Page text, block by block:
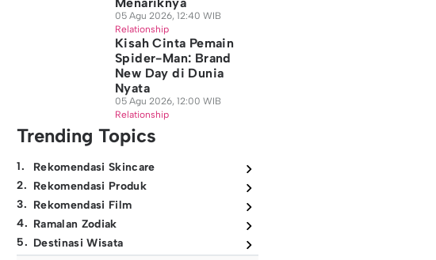
05 Agu 2026, 12:40 WIB
Relationship
Kisah Cinta Pemain
Spider-Man: Brand
New Day di Dunia
Nyata
05 Agu 2026, 12:00 WIB
Relationship
Trending Topics
1.
Rekomendasi Skincare
2. Rekomendasi Produk
3. Rekomendasi Film
4. Ramalan Zodiak
5. Destinasi Wisata